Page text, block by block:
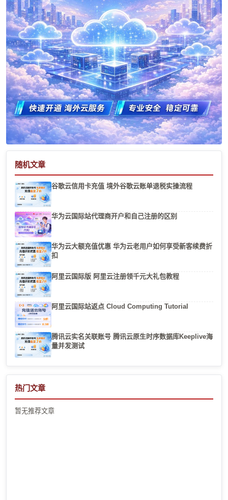
随机文章
谷歌云信用卡充值 境外谷歌云账单退税实操流程
华为云国际站代理商开户和自己注册的区别
华为云大额充值优惠 华为云老用户如何享受新客续费折
扣
阿里云国际版 阿里云注册领千元大礼包教程
阿里云国际站返点 Cloud Computing Tutorial
腾讯云实名关联账号 腾讯云原生时序数据库Keeplive海
量并发测试
热门文章
暂无推荐文章